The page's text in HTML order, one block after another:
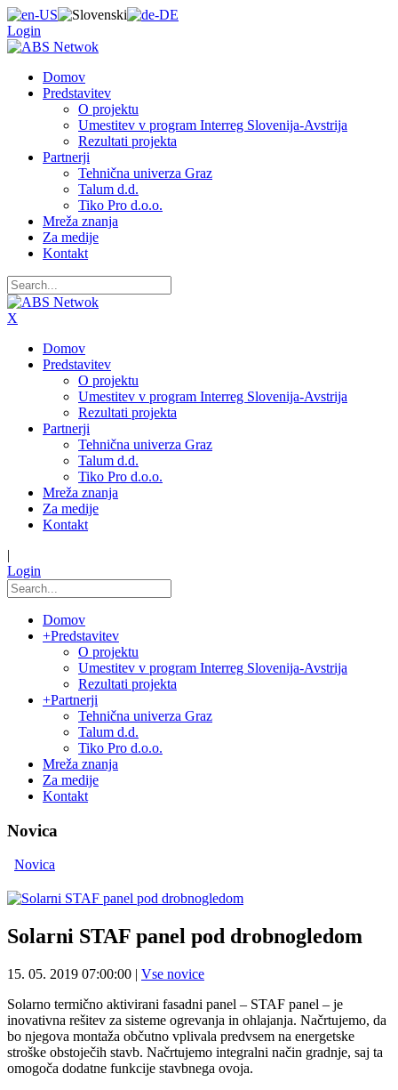
Login
Domov
Predstavitev
O projektu
Umestitev v program Interreg Slovenija-Avstrija
Rezultati projekta
Partnerji
Tehnična univerza Graz
Talum d.d.
Tiko Pro d.o.o.
Mreža znanja
Za medije
Kontakt
X
Domov
Predstavitev
O projektu
Umestitev v program Interreg Slovenija-Avstrija
Rezultati projekta
Partnerji
Tehnična univerza Graz
Talum d.d.
Tiko Pro d.o.o.
Mreža znanja
Za medije
Kontakt
|
Login
Domov
+Predstavitev
O projektu
Umestitev v program Interreg Slovenija-Avstrija
Rezultati projekta
+Partnerji
Tehnična univerza Graz
Talum d.d.
Tiko Pro d.o.o.
Mreža znanja
Za medije
Kontakt
Novica
Novica
Solarni STAF panel pod drobnogledom
15. 05. 2019 07:00:00 | Vse novice
Solarno termično aktivirani fasadni panel – STAF panel – je
inovativna rešitev za sisteme ogrevanja in ohlajanja. Načrtujemo, da
bo njegova montaža občutno vplivala predvsem na energetske
stroške obstoječih stavb. Načrtujemo integralni način gradnje, saj ta
omogoča dodatne funkcije stavbnega ovoja.